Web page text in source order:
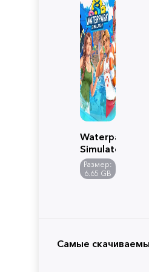
Waterpark
Simulator
Размер:
6.65 GB
Самые